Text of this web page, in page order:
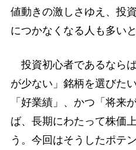
値動きの激しさゆえ、投
につかなくなる人も多いと
投資初心者であるなら
が少ない」銘柄を選びた
「好業績」、かつ「将来
ば、長期にわたって株価
う。今回はそうしたポテ